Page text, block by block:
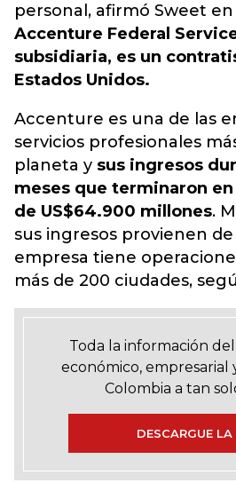
personal, afirmó Sweet
Accenture Federal
subsidiaria, es un
Estados Unidos.
Accenture es una de las
servicios profesionales
planeta y sus ingresos
meses que terminaron
de US$64.900 millones.
sus ingresos provienen
empresa tiene
más de 200 ciudades,
Toda la información
económico, empresarial
Colombia a tan
DESCARGUE LA